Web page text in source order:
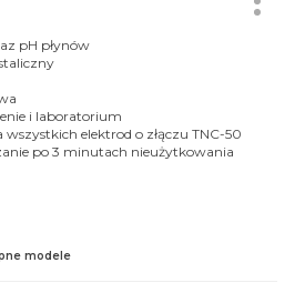
pH płynów
i laboratorium
wszystkich elektrod o złączu TNC-50
po 3 minutach nieużytkowania
modele